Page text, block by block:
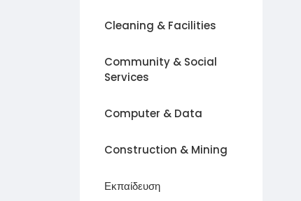
Cleaning & Facilities
Community & Social
Services
Computer & Data
Construction & Mining
Εκπαίδευση